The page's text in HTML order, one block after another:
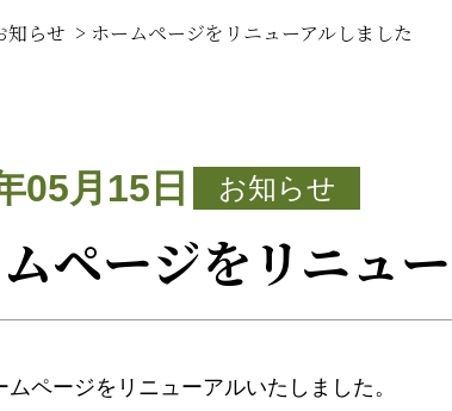
知らせ ホームページをリニューアルしました
05月15日 お知らせ
ページをリニュ
ムページをリニューアルいたしました。